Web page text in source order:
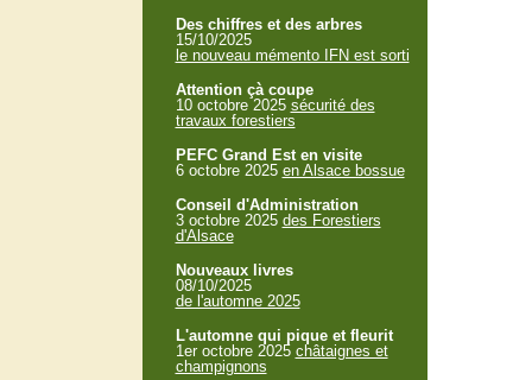
Des chiffres et des arbres
15/10/2025
le nouveau mémento IFN est sorti
Attention çà coupe
10 octobre 2025 sécurité des
travaux forestiers
PEFC Grand Est en visite
6 octobre 2025 en Alsace bossue
Conseil d'Administration
3 octobre 2025 des Forestiers
d'Alsace
Nouveaux livres
08/10/2025
de l'automne 2025
L'automne qui pique et fleurit
1er octobre 2025 châtaignes et
champignons